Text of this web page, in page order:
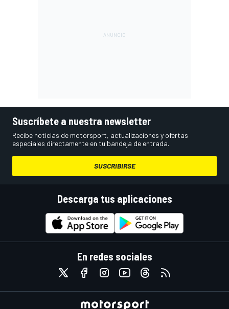
Suscríbete a nuestra newsletter
Recibe noticias de motorsport, actualizaciones y ofertas
especiales directamente en tu bandeja de entrada.
SUSCRIBIRSE
Descarga tus aplicaciones
En redes sociales